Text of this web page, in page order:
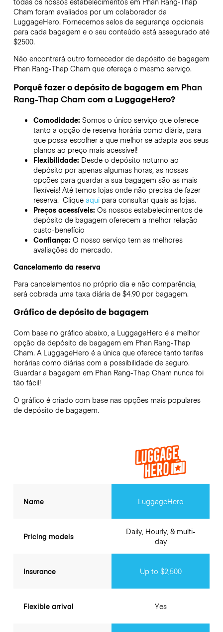
Cham foram avaliados por um colaborador da
LuggageHero. Fornecemos selos de segurança opcionais
para cada bagagem e o seu conteúdo está assegurado até
$2500.
Não encontrará outro fornecedor de depósito de bagagem
Phan Rang-Thap Cham que ofereça o mesmo serviço.
Porquê fazer o depósito de bagagem em Phan
Rang-Thap Cham com a LuggageHero?
Comodidade: Somos o único serviço que oferece
tanto a opção de reserva horária como diária, para
que possa escolher a que melhor se adapta aos seus
planos ao preço mais acessível!
Flexibilidade: Desde o depósito noturno ao
depósito por apenas algumas horas, as nossas
opções para guardar a sua bagagem são as mais
flexíveis! Até temos lojas onde não precisa de fazer
reserva. Clique aquipara consultar quais as lojas.
Preços acessíveis: Os nossos estabelecimentos de
depósito de bagagem oferecem a melhor relação
custo-benefício
Confiança: O nosso serviço tem as melhores
avaliações do mercado.
Cancelamento da reserva
Para cancelamentos no próprio dia e não comparência,
será cobrada uma taxa diária de $4.90 por bagagem.
Gráfico de depósito de bagagem
Com base no gráfico abaixo, a LuggageHero é a melhor
opção de depósito de bagagem em Phan Rang-Thap
Cham. A LuggageHero é a única que oferece tanto tarifas
horárias como diárias com a possibilidade de seguro.
Guardar a bagagem em Phan Rang-Thap Cham nunca foi
tão fácil!
O gráfico é criado com base nas opções mais populares
de depósito de bagagem.
Name
Pricing models
Insurance
Flexible arrival
LuggageHero
Daily, Hourly, & multi-
day
Up to $2,500
Yes